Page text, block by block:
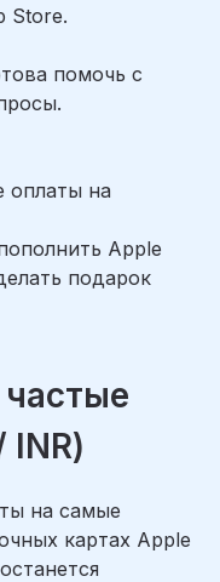
Store.
помочь с
оплаты на
Apple
подарок
на самые
картах Apple